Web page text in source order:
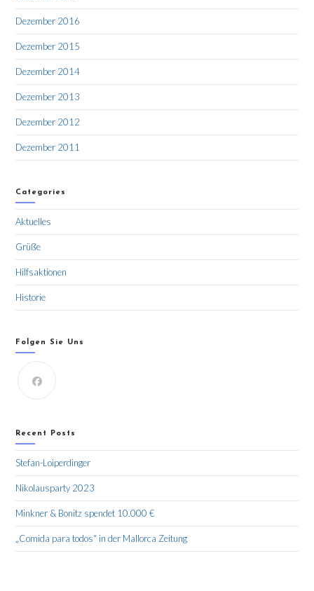
Dezember 2016
Dezember 2015
Dezember 2014
Dezember 2013
Dezember 2012
Dezember 2011
Categories
Aktuelles
Grüße
Hilfsaktionen
Historie
Folgen Sie Uns
Recent Posts
Stefan-Loiperdinger
Nikolausparty 2023
Minkner & Bonitz spendet 10.000 €
„Comida para todos“ in der Mallorca Zeitung